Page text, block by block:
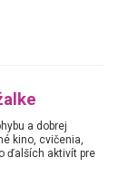
a dobrej
kino, cvičenia,
ďalších aktivít pre